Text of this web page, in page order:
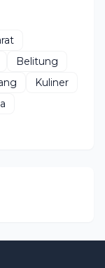
Belitung
Kuliner